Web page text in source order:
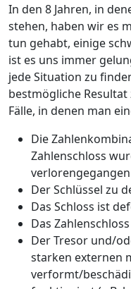
In den 8 Jahren, in
stehen, haben wir es
tun gehabt, einige
ist es uns immer
jede Situation zu
bestmögliche
Fälle, in denen man
Die
Zahlenschloss
verlorengegangen
Der Schlüssel zu
Das Schloss ist
Das
Der Tresor und/
starken externen
verformt/